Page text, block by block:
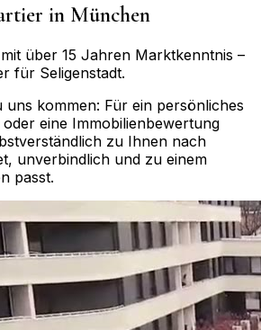
in München
über 15 Jahren Marktkenntnis –
für Seligenstadt.
uns kommen: Für ein persönliches
eine Immobilienbewertung
zu Ihnen nach
unverbindlich und zu einem
passt.